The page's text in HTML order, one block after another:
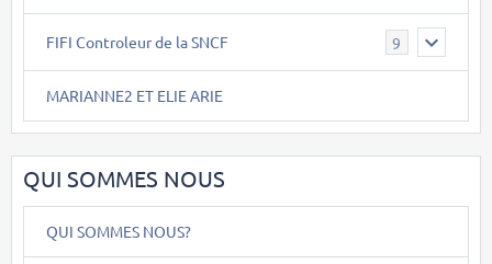
FIFI Controleur de la SNCF 9
MARIANNE2 ET ELIE ARIE
QUI SOMMES NOUS
QUI SOMMES NOUS?